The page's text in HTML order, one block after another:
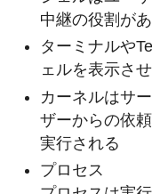
中継の役割が
ターミナルや
ェルを表示さ
カーネルはサ
ザーからの依
実行される
プロセス